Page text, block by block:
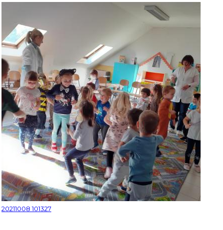
20211008 101327